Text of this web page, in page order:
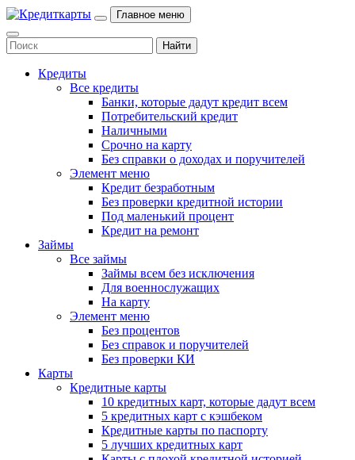
Главное меню
Кредиты
Все кредиты
Банки, которые дадут кредит всем
Потребительский кредит
Наличными
Срочно на карту
Без справки о доходах и поручителей
Элемент меню
Кредит безработным
Без проверки кредитной истории
Под маленький процент
Кредит на ремонт
Займы
Все займы
Займы всем без исключения
Для военнослужащих
На карту
Элемент меню
Без процентов
Без справок и поручителей
Без проверки КИ
Карты
Кредитные карты
10 кредитных карт, которые дадут всем
5 кредитных карт с кэшбеком
Кредитные карты по паспорту
5 лучших кредитных карт